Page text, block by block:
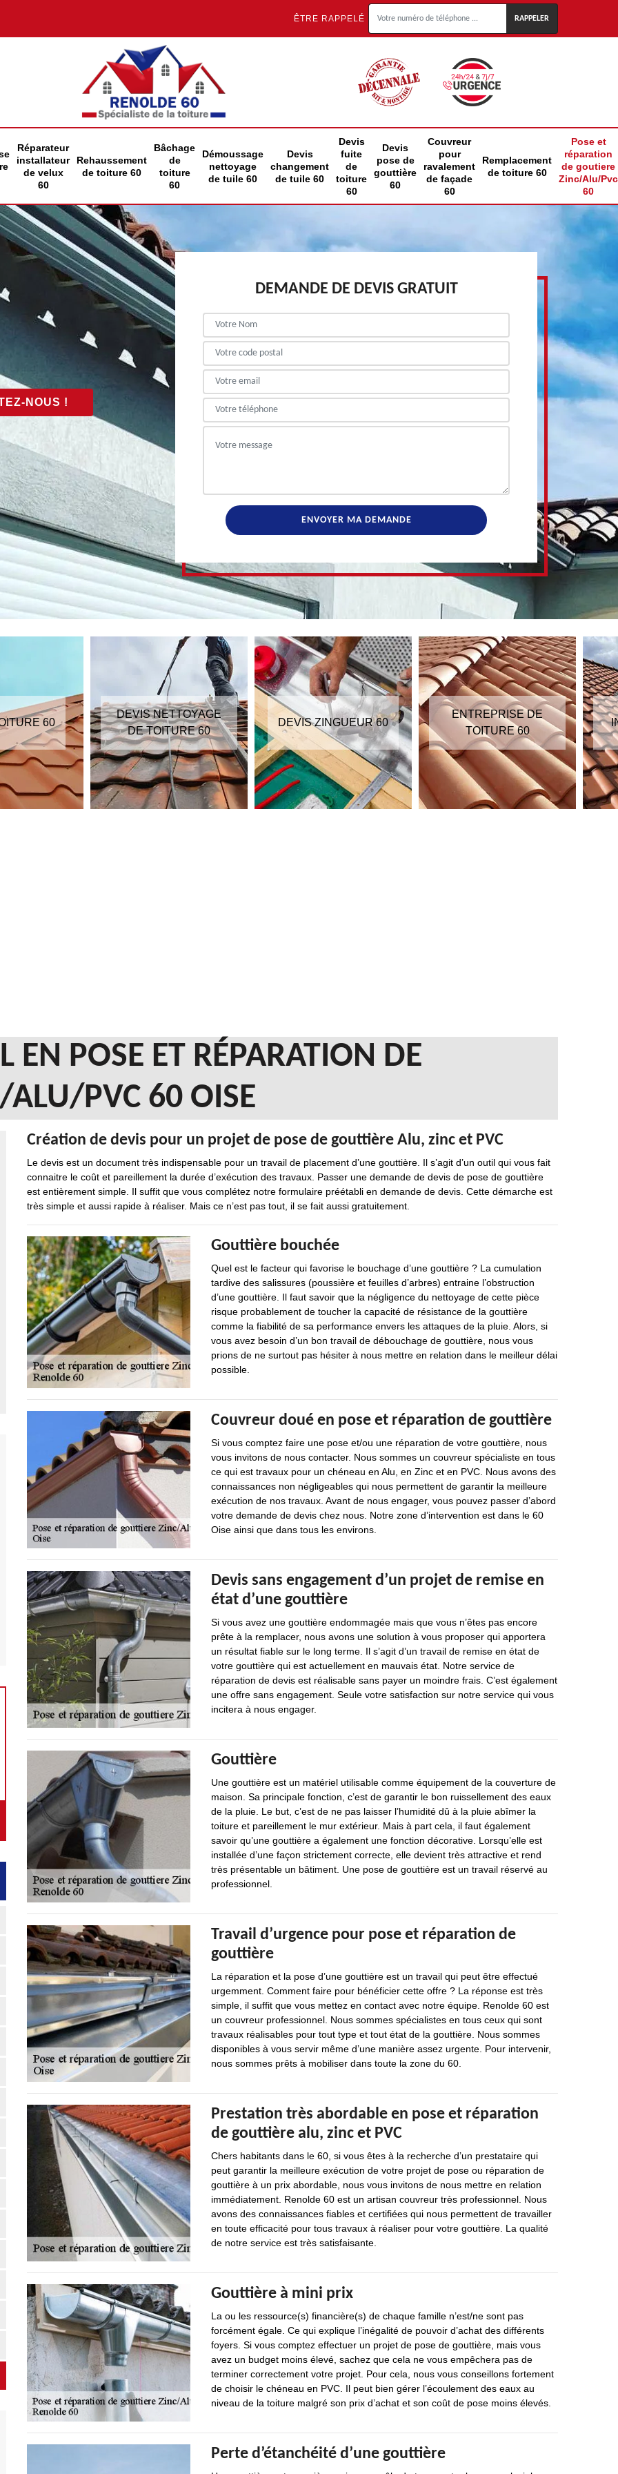
ÊTRE RAPPELÉ
Réparateur
installateur
de velux
60
Rehaussement
de toiture 60
Bâchage
de
toiture
60
Démoussage
nettoyage
de tuile 60
Devis
changement
de tuile 60
Devis
fuite
de
toiture
60
Devis
pose de
gouttière
60
Couvreur
pour
ravalement
de façade
60
Remplacement
de toiture 60
Pose et
réparation
de goutiere
Zinc/Alu/Pvc
60
NOUS !
DEMANDE DE DEVIS GRATUIT
60
DEVIS NETTOYAGE
DE TOITURE 60
DEVIS ZINGUEUR 60
ENTREPRISE DE
TOITURE 60
EN POSE ET RÉPARATION DE
ALU/PVC 60 OISE
Création de devis pour un projet de pose de gouttière Alu, zinc et PVC
Le devis est un document très indispensable pour un travail de placement d’une gouttière. Il s’agit d’un outil qui vous fait
connaitre le coût et pareillement la durée d’exécution des travaux. Passer une demande de devis de pose de gouttière
est entièrement simple. Il suffit que vous complétez notre formulaire préétabli en demande de devis. Cette démarche est
très simple et aussi rapide à réaliser. Mais ce n’est pas tout, il se fait aussi gratuitement.
Gouttière bouchée
Quel est le facteur qui favorise le bouchage d’une gouttière ? La cumulation
tardive des salissures (poussière et feuilles d’arbres) entraine l’obstruction
d’une gouttière. Il faut savoir que la négligence du nettoyage de cette pièce
risque probablement de toucher la capacité de résistance de la gouttière
comme la fiabilité de sa performance envers les attaques de la pluie. Alors, si
vous avez besoin d’un bon travail de débouchage de gouttière, nous vous
prions de ne surtout pas hésiter à nous mettre en relation dans le meilleur délai
possible.
Couvreur doué en pose et réparation de gouttière
Si vous comptez faire une pose et/ou une réparation de votre gouttière, nous
vous invitons de nous contacter. Nous sommes un couvreur spécialiste en tous
ce qui est travaux pour un chéneau en Alu, en Zinc et en PVC. Nous avons des
connaissances non négligeables qui nous permettent de garantir la meilleure
exécution de nos travaux. Avant de nous engager, vous pouvez passer d’abord
votre demande de devis chez nous. Notre zone d’intervention est dans le 60
Oise ainsi que dans tous les environs.
Devis sans engagement d’un projet de remise en
état d’une gouttière
Si vous avez une gouttière endommagée mais que vous n’êtes pas encore
prête à la remplacer, nous avons une solution à vous proposer qui apportera
un résultat fiable sur le long terme. Il s’agit d’un travail de remise en état de
votre gouttière qui est actuellement en mauvais état. Notre service de
réparation de devis est réalisable sans payer un moindre frais. C’est également
une offre sans engagement. Seule votre satisfaction sur notre service qui vous
incitera à nous engager.
Gouttière
Une gouttière est un matériel utilisable comme équipement de la couverture de
maison. Sa principale fonction, c’est de garantir le bon ruissellement des eaux
de la pluie. Le but, c’est de ne pas laisser l’humidité dû à la pluie abîmer la
toiture et pareillement le mur extérieur. Mais à part cela, il faut également
savoir qu’une gouttière a également une fonction décorative. Lorsqu’elle est
installée d’une façon strictement correcte, elle devient très attractive et rend
très présentable un bâtiment. Une pose de gouttière est un travail réservé au
professionnel.
Travail d’urgence pour pose et réparation de
gouttière
La réparation et la pose d’une gouttière est un travail qui peut être effectué
urgemment. Comment faire pour bénéficier cette offre ? La réponse est très
simple, il suffit que vous mettez en contact avec notre équipe. Renolde 60 est
un couvreur professionnel. Nous sommes spécialistes en tous ceux qui sont
travaux réalisables pour tout type et tout état de la gouttière. Nous sommes
disponibles à vous servir même d’une manière assez urgente. Pour intervenir,
nous sommes prêts à mobiliser dans toute la zone du 60.
Prestation très abordable en pose et réparation
de gouttière alu, zinc et PVC
Chers habitants dans le 60, si vous êtes à la recherche d’un prestataire qui
peut garantir la meilleure exécution de votre projet de pose ou réparation de
gouttière à un prix abordable, nous vous invitons de nous mettre en relation
immédiatement. Renolde 60 est un artisan couvreur très professionnel. Nous
avons des connaissances fiables et certifiées qui nous permettent de travailler
en toute efficacité pour tous travaux à réaliser pour votre gouttière. La qualité
de notre service est très satisfaisante.
Gouttière à mini prix
La ou les ressource(s) financière(s) de chaque famille n’est/ne sont pas
forcément égale. Ce qui explique l’inégalité de pouvoir d’achat des différents
foyers. Si vous comptez effectuer un projet de pose de gouttière, mais vous
avez un budget moins élevé, sachez que cela ne vous empêchera pas de
terminer correctement votre projet. Pour cela, nous vous conseillons fortement
de choisir le chéneau en PVC. Il peut bien gérer l’écoulement des eaux au
niveau de la toiture malgré son prix d’achat et son coût de pose moins élevés.
Perte d’étanchéité d’une gouttière